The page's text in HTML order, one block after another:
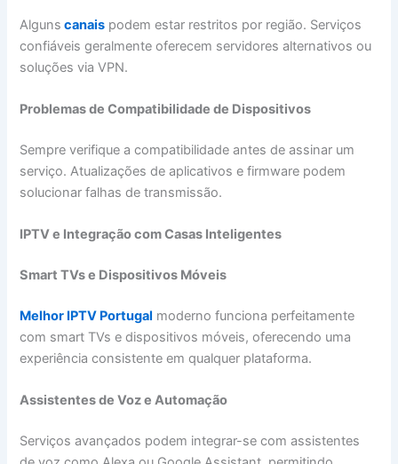
Alguns canais podem estar restritos por região. Serviços
confiáveis geralmente oferecem servidores alternativos ou
soluções via VPN.
Problemas de Compatibilidade de Dispositivos
Sempre verifique a compatibilidade antes de assinar um
serviço. Atualizações de aplicativos e firmware podem
solucionar falhas de transmissão.
IPTV e Integração com Casas Inteligentes
Smart TVs e Dispositivos Móveis
Melhor IPTV Portugal moderno funciona perfeitamente
com smart TVs e dispositivos móveis, oferecendo uma
experiência consistente em qualquer plataforma.
Assistentes de Voz e Automação
Serviços avançados podem integrar-se com assistentes